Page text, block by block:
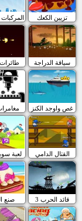
فجر تزيين الكعك
سياقة الدراجة
غص واوجد الكنز
لعبة القتال الدامي
صنع قائد الحرب 3